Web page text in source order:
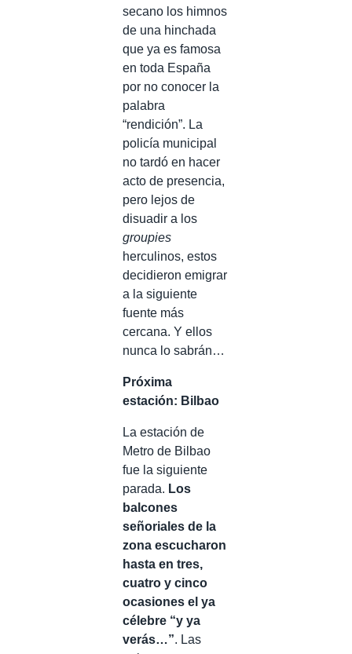
secano los himnos
de una hinchada
que ya es famosa
en toda España
por no conocer la
palabra
“rendición”. La
policía municipal
no tardó en hacer
acto de presencia,
pero lejos de
disuadir a los
groupies
herculinos, estos
decidieron emigrar
a la siguiente
fuente más
cercana. Y ellos
nunca lo sabrán…
Próxima
estación: Bilbao
La estación de
Metro de Bilbao
fue la siguiente
parada. Los
balcones
señoriales de la
zona escucharon
hasta en tres,
cuatro y cinco
ocasiones el ya
célebre “y ya
verás…”. Las